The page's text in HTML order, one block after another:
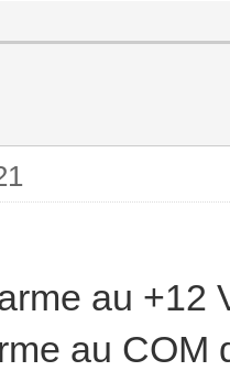
au +12
au COM